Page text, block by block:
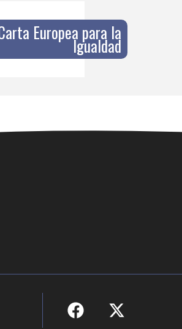
Europea para la
Igualdad